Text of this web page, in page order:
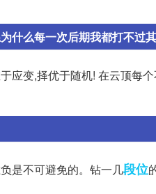
什么每一次后期我都打不过
应变,择优于随机! 在云顶每
是不可避免的。钻一几段位